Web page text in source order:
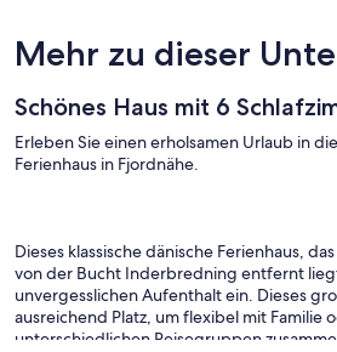
Mehr zu dieser
Schönes Haus mit 6
Erleben Sie einen erholsamen Urlaub in
Ferienhaus in Fjordnähe.
Dieses klassische dänische Ferienhaus,
von der Bucht Inderbredning entfernt
unvergesslichen Aufenthalt ein. Dieses
ausreichend Platz, um flexibel mit Familie
unterschiedlichen Reisegruppen